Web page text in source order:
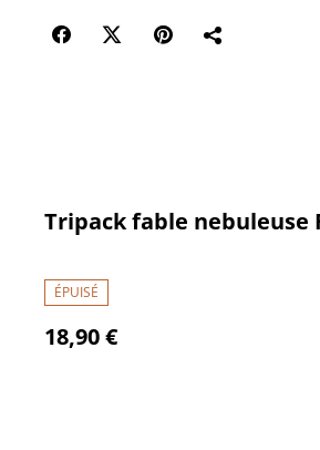
Tripack fable nebuleuse
ÉPUISÉ
18,90 €